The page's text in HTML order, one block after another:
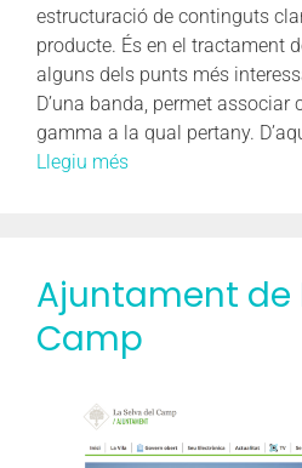
estructuració de continguts
producte. És en el tractament
alguns dels punts més
D’una banda, permet associar
gamma a la qual pertany.
Llegiu més
Ajuntament de
Camp